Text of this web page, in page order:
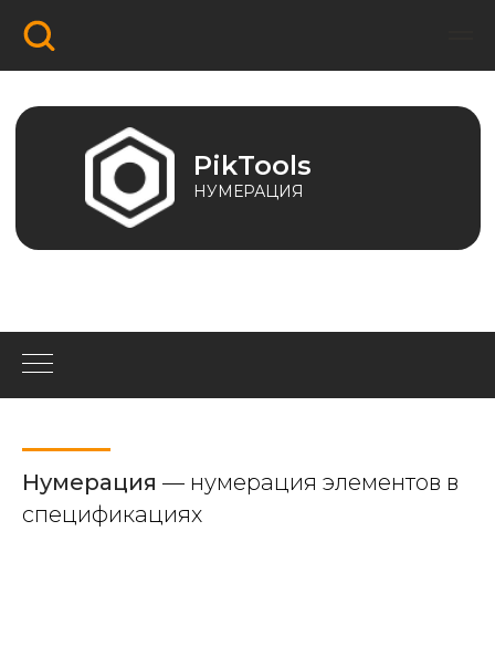
НУМЕРАЦИЯ
Нумерация — нумерация элементов в
спецификациях